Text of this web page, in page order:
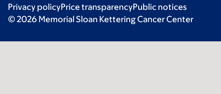
Privacy policyPrice transparencyPublic notices
© 2026 Memorial Sloan Kettering Cancer Center